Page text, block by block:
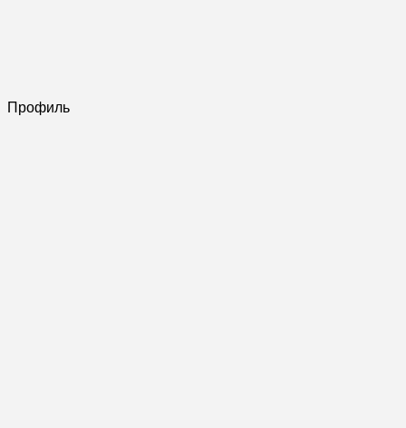
Профиль